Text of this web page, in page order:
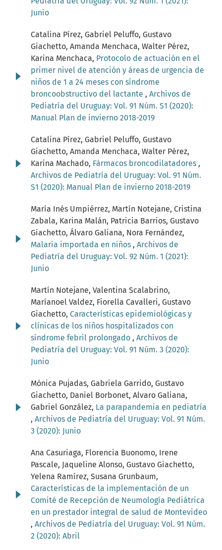
Junio
Catalina Pírez, Gabriel Peluffo, Gustavo
Giachetto, Amanda Menchaca, Walter Pérez,
Karina Menchaca, Protocolo de actuación en el
primer nivel de atención y áreas de urgencia de
niños de 1 a 24 meses con síndrome
broncoobstructivo del lactante , Archivos de
Pediatría del Uruguay: Vol. 91 Núm. S1 (2020):
Manual Plan de invierno 2018-2019
Catalina Pírez, Gabriel Peluffo, Gustavo
Giachetto, Amanda Menchaca, Walter Pérez,
Karina Machado, Fármacos broncodilatadores ,
Archivos de Pediatría del Uruguay: Vol. 91 Núm.
S1 (2020): Manual Plan de invierno 2018-2019
María Inés Umpiérrez, Martín Notejane, Cristina
Zabala, Karina Malán, Patricia Barrios, Gustavo
Giachetto, Álvaro Galiana, Nora Fernández,
Malaria importada en niños , Archivos de
Pediatría del Uruguay: Vol. 92 Núm. 1 (2021):
Junio
Martín Notejane, Valentina Scalabrino,
Maríanoel Valdez, Fiorella Cavalleri, Gustavo
Giachetto, Características epidemiológicas y
clínicas de los niños hospitalizados con
síndrome febril prolongado , Archivos de
Pediatría del Uruguay: Vol. 91 Núm. 3 (2020):
Junio
Mónica Pujadas, Gabriela Garrido, Gustavo
Giachetto, Daniel Borbonet, Alvaro Galiana,
Gabriel González, La parapandemia en pediatría
, Archivos de Pediatría del Uruguay: Vol. 91 Núm.
3 (2020): Junio
Ana Casuriaga, Florencia Buonomo, Irene
Pascale, Jaqueline Alonso, Gustavo Giachetto,
Yelena Ramírez, Susana Grunbaum,
Características de la implementación de un
Comité de Recepción de Neumología Pediátrica
en un prestador integral de salud de Montevideo
, Archivos de Pediatría del Uruguay: Vol. 91 Núm.
2 (2020): Abril